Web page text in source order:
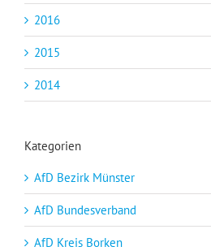
2016
2015
2014
Kategorien
AfD Bezirk Münster
AfD Bundesverband
AfD Kreis Borken